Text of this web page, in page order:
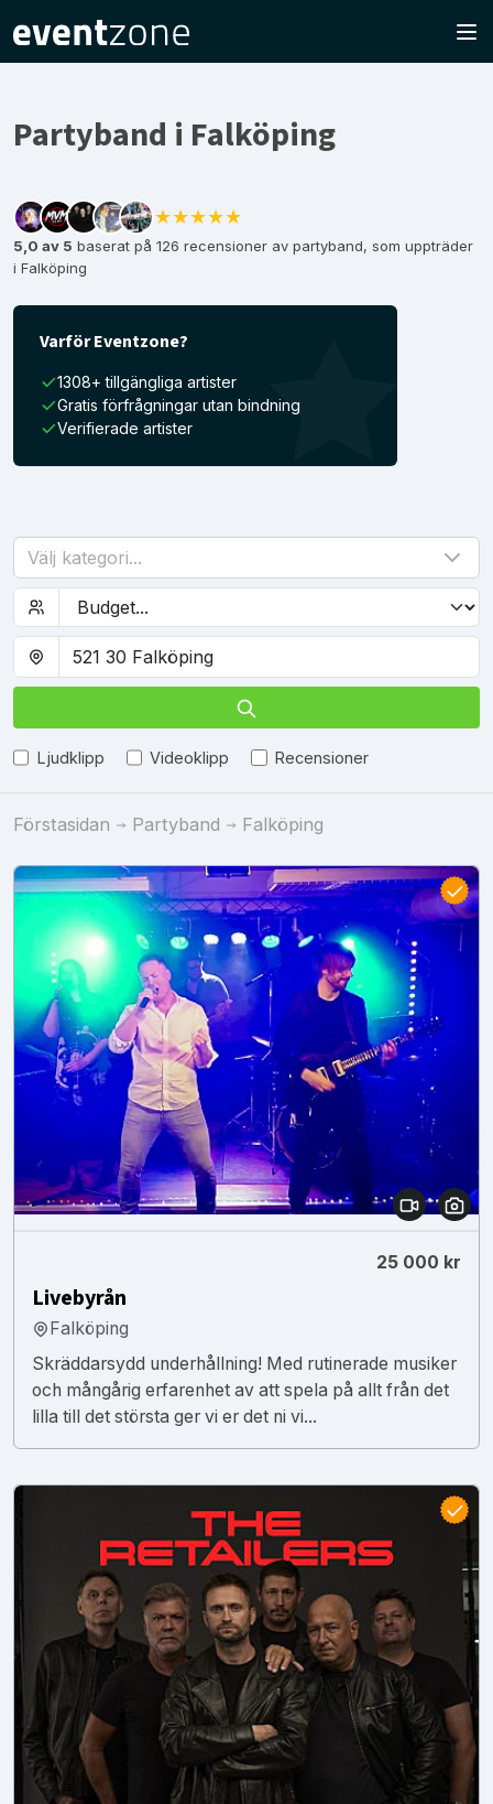
Partyband i Falköping
★★★★★
5,0 av 5 baserat på 126 recensioner av partyband, som uppträder
i Falköping
Varför Eventzone?
1308+ tillgängliga artister
Gratis förfrågningar utan bindning
Verifierade artister
Välj kategori...
Ljudklipp Videoklipp Recensioner
Förstasidan Partyband Falköping
25 000 kr
Livebyrån
Falköping
Skräddarsydd underhållning! Med rutinerade musiker
och mångårig erfarenhet av att spela på allt från det
lilla till det största ger vi er det ni vi...